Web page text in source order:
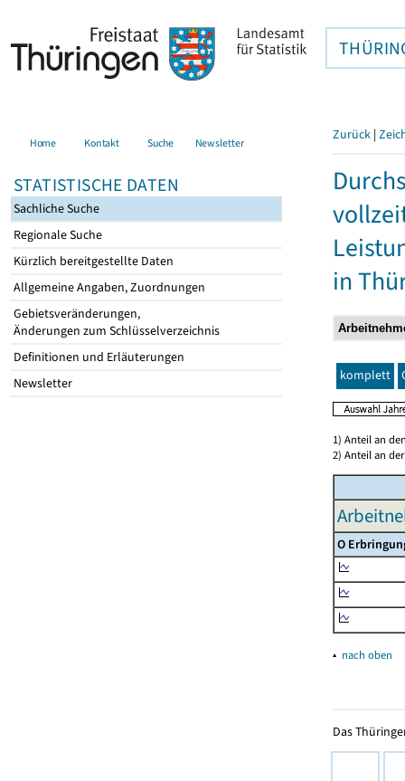
Home Kontakt Suche Newsletter
STATISTISCHE DATEN
Sachliche Suche
Regionale Suche
Kürzlich bereitgestellte Daten
Allgemeine Angaben, Zuordnungen
Gebietsveränderungen,
Änderungen zum Schlüsselverzeichnis
Definitionen und Erläuterungen
Newsletter
Zurück |
in
komplett
1) Anteil an
2) Anteil an
O
▴ nach oben
Das